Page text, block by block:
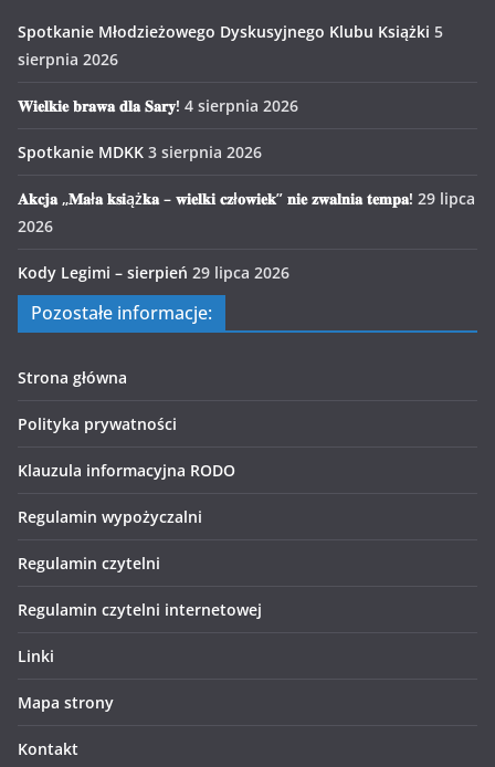
Spotkanie Młodzieżowego Dyskusyjnego Klubu Książki 5
sierpnia 2026
𝐖𝐢𝐞𝐥𝐤𝐢𝐞 𝐛𝐫𝐚𝐰𝐚 𝐝𝐥𝐚 𝐒𝐚𝐫𝐲! 4 sierpnia 2026
Spotkanie MDKK 3 sierpnia 2026
𝐀𝐤𝐜𝐣𝐚 „𝐌𝐚ł𝐚 𝐤𝐬𝐢ąż𝐤𝐚 – 𝐰𝐢𝐞𝐥𝐤𝐢 𝐜𝐳ł𝐨𝐰𝐢𝐞𝐤” 𝐧𝐢𝐞 𝐳𝐰𝐚𝐥𝐧𝐢𝐚 𝐭𝐞𝐦𝐩𝐚! 29 lipca
2026
Kody Legimi – sierpień 29 lipca 2026
Pozostałe informacje:
Strona główna
Polityka prywatności
Klauzula informacyjna RODO
Regulamin wypożyczalni
Regulamin czytelni
Regulamin czytelni internetowej
Linki
Mapa strony
Kontakt